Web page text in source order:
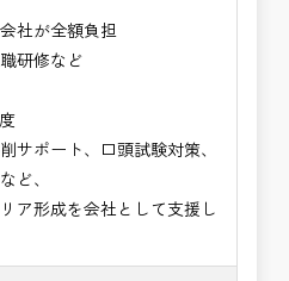
社が全額負担
研修など
サポート、口頭試験対策、
ど、
ア形成を会社として支援し